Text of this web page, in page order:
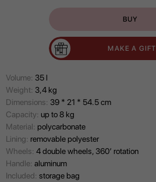
BUY
MAKE A GIFT
Volume: 35 l
Wеight: 3,4 kg
Dimensions: 39 * 21 * 54.5 cm
Capacity: up to 8 kg
Material: polycarbonate
Lining: removable polyester
Wheels: 4 double wheels, 360’ rotation
Handle: aluminum
Included: storage bag